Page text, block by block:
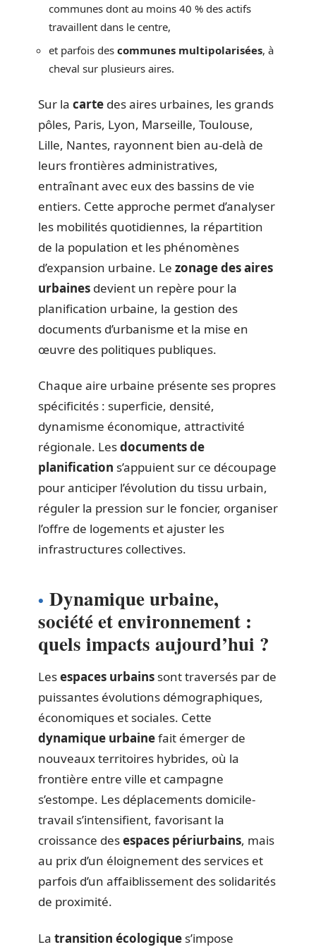
communes dont au moins 40 % des actifs
travaillent dans le centre,
et parfois des communes multipolarisées, à
cheval sur plusieurs aires.
Sur la carte des aires urbaines, les grands
pôles, Paris, Lyon, Marseille, Toulouse,
Lille, Nantes, rayonnent bien au-delà de
leurs frontières administratives,
entraînant avec eux des bassins de vie
entiers. Cette approche permet d’analyser
les mobilités quotidiennes, la répartition
de la population et les phénomènes
d’expansion urbaine. Le zonage des aires
urbaines devient un repère pour la
planification urbaine, la gestion des
documents d’urbanisme et la mise en
œuvre des politiques publiques.
Chaque aire urbaine présente ses propres
spécificités : superficie, densité,
dynamisme économique, attractivité
régionale. Lesdocuments de
planification s’appuient sur ce découpage
pour anticiper l’évolution du tissu urbain,
réguler la pression sur le foncier, organiser
l’offre de logements et ajuster les
infrastructures collectives.
Dynamique urbaine,
société et environnement :
quels impacts aujourd’hui ?
Lesespaces urbains sont traversés par de
puissantes évolutions démographiques,
économiques et sociales. Cette
dynamique urbainefait émerger de
nouveaux territoires hybrides, où la
frontière entre ville et campagne
s’estompe. Les déplacements domicile-
travail s’intensifient, favorisant la
croissance desespaces périurbains, mais
au prix d’un éloignement des services et
parfois d’un affaiblissement des solidarités
de proximité.
La transition écologique s’impose